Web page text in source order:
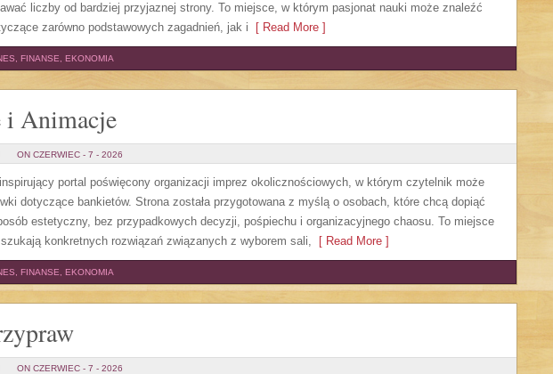
liczby od bardziej przyjaznej strony. To miejsce, w którym pasjonat nauki może znaleźć
zarówno podstawowych zagadnień, jak i [ Read More ]
FINANSE, EKONOMIA
i Animacje
ON CZERWIEC - 7 - 2026
portal poświęcony organizacji imprez okolicznościowych, w którym czytelnik może
dotyczące bankietów. Strona została przygotowana z myślą o osobach, które chcą dopiąć
estetyczny, bez przypadkowych decyzji, pośpiechu i organizacyjnego chaosu. To miejsce
konkretnych rozwiązań związanych z wyborem sali, [ Read More ]
FINANSE, EKONOMIA
ON CZERWIEC - 7 - 2026